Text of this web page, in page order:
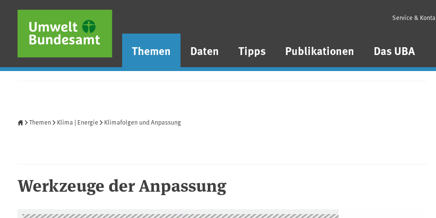
Direkt zum Inhalt
Direkt zum Hauptmenü
Direkt zur Fußzeile
Themen Daten Tipps Publikationen Das UBA
Service &
Themen Klima | Energie Klimafolgen und Anpassung
Werkzeuge der Anpassung